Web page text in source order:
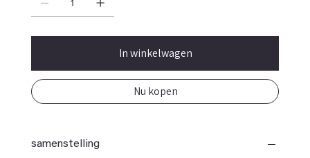
In winkelwagen
Nu kopen
samenstelling